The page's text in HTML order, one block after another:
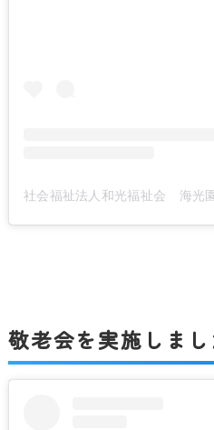
敬老会を実施しまし